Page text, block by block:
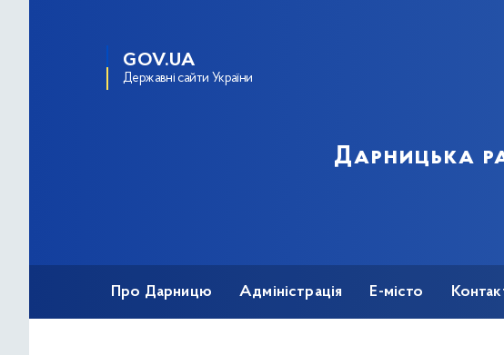
GOV.UA
Державні сайти України
Дарницька
Про Дарницю Адміністрація Е-місто